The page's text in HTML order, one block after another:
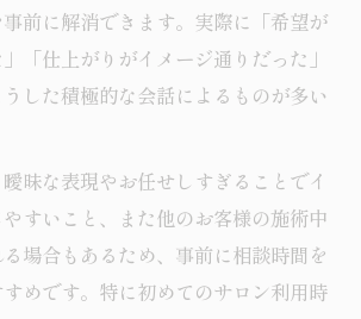
前に解消できます。実際に「希望が
「仕上がりがイメージ通りだった」
した積極的な会話によるものが多い
昧な表現やお任せしすぎることでイ
すいこと、また他のお客様の施術中
場合もあるため、事前に相談時間を
めです。特に初めてのサロン利用時